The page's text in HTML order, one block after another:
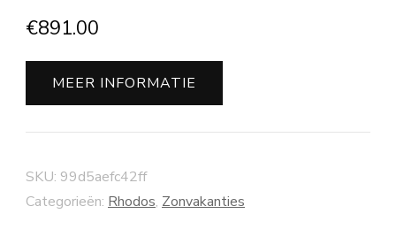
€891.00
MEER INFORMATIE
SKU: 99d5aefc42ff
Categorieën: Rhodos, Zonvakanties